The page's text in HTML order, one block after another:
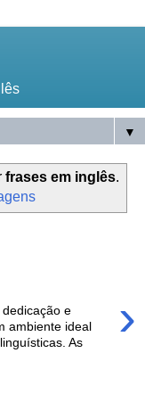
▼
frases em inglês.
›
e
ambiente ideal
As